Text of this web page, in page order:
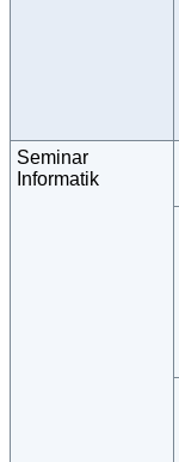
Seminar
Informatik